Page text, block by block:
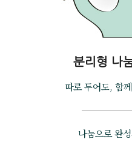
분리형 나
따로 두어도, 함
나눔으로 완